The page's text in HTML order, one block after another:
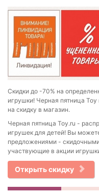
Скидки до -70% на
игрушки! Черная пятница Toy
на скидку в магазин.
Черная пятница Toy.ru -
игрушек для детей! Вы
предложениями -
участвующие в акции
Открыть скидку